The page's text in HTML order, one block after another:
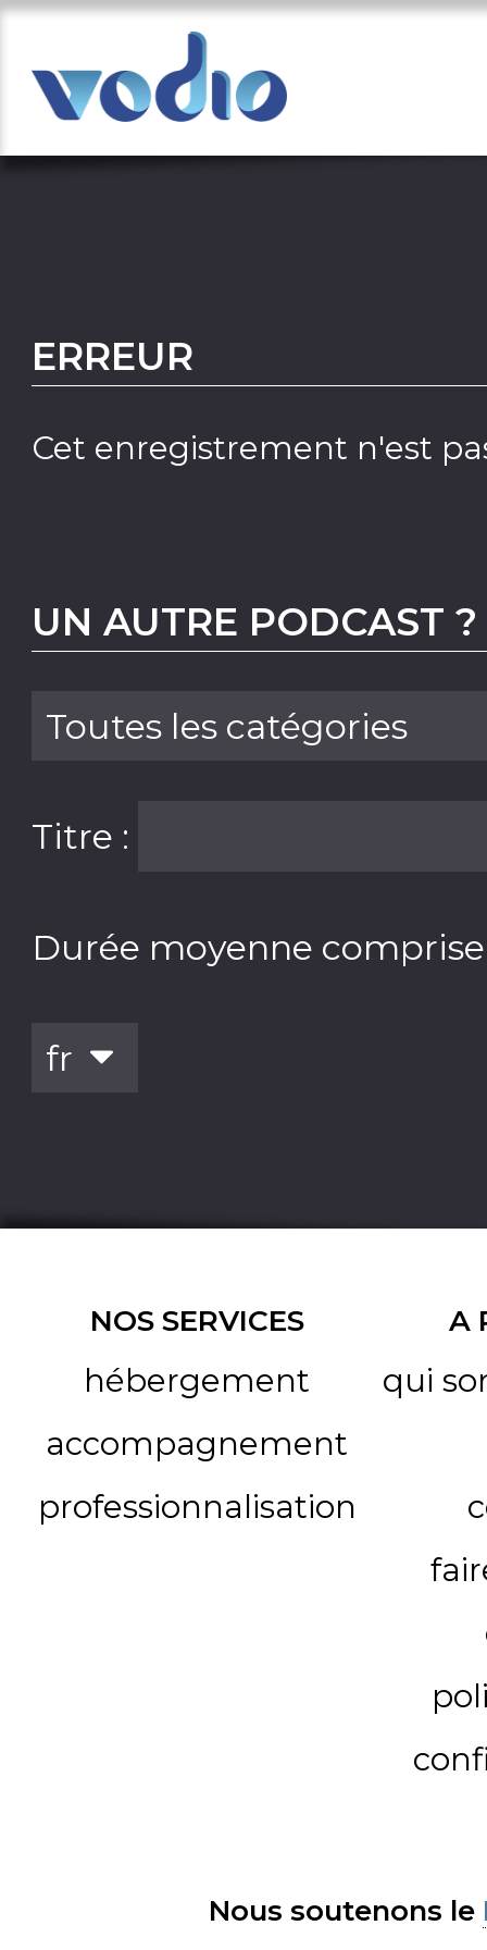
ERREUR
Cet enregistrement n'est
UN AUTRE PODCAST ?
Titre :
Durée moyenne
NOS SERVICES
hébergement
accompagnement
professionnalisation
A
qui